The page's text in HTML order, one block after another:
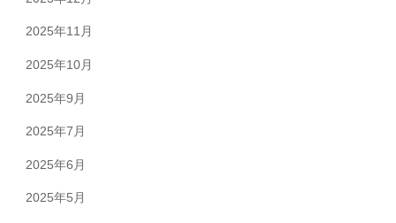
2025年11月
2025年10月
2025年9月
2025年7月
2025年6月
2025年5月